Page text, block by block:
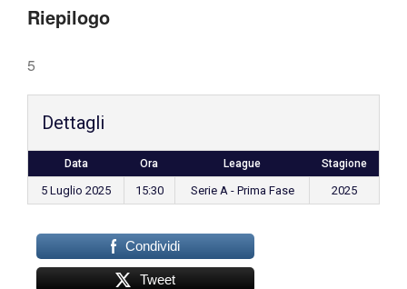
Riepilogo
5
Dettagli
Data Ora League Stagione
5 Luglio 2025 15:30 Serie A - Prima Fase 2025
Condividi
Tweet